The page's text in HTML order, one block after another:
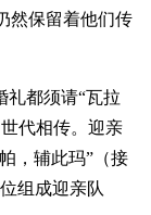
然保留着他们传
礼都须请“瓦拉
代相传。迎亲
，辅此玛”（接
组成迎亲队